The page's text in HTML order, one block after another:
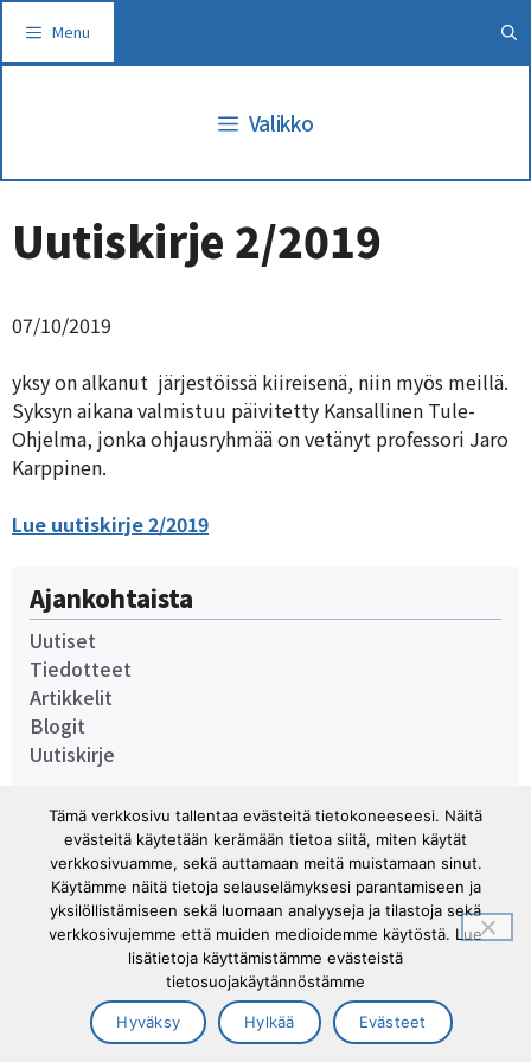
sisältöön
Menu
Valikko
Ajankohtaista
Uutiset
Tiedotteet
Artikkelit
Blogit
Uutiskirje
Uutiskirje 2/2019
07/10/2019
yksy on alkanut järjestöissä kiireisenä, niin myös meillä.
Syksyn aikana valmistuu päivitetty Kansallinen Tule-
Ohjelma, jonka ohjausryhmää on vetänyt professori Jaro
Karppinen.
Lue uutiskirje 2/2019
Tuki- ja liikuntaelinliitto Tule ry ©2026 |
Tietosuojaseloste|Cookies (evästeet)
Tämä verkkosivu tallentaa evästeitä tietokoneeseesi. Näitä
evästeitä käytetään kerämään tietoa siitä, miten käytät
verkkosivuamme, sekä auttamaan meitä muistamaan sinut.
Käytämme näitä tietoja selauselämyksesi parantamiseen ja
yksilöllistämiseen sekä luomaan analyyseja ja tilastoja sekä
verkkosivujemme että muiden medioidemme käytöstä. Lue
lisätietoja käyttämistämme evästeistä
tietosuojakäytännöstämme
Hyväksy Hylkää Evästeet